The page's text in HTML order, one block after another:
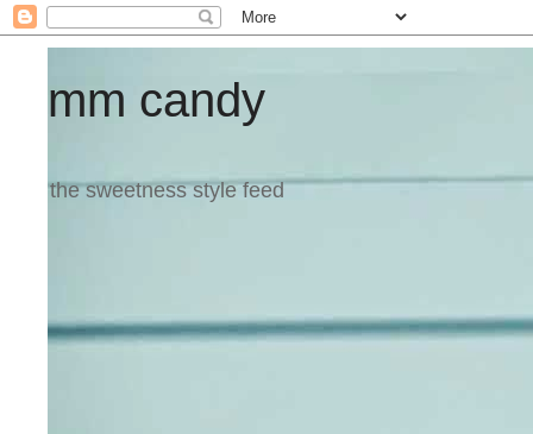
mm candy
the sweetness style feed